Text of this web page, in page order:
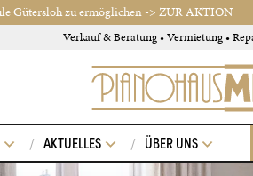
Gütersloh zu ermöglichen -> ZUR AKTION
Verkauf & Beratung • Vermietung •
AKTUELLES ÜBER UNS